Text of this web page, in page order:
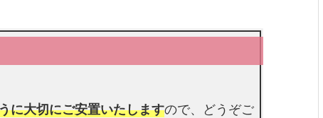
に大切にご安置いたしますので、どうぞご